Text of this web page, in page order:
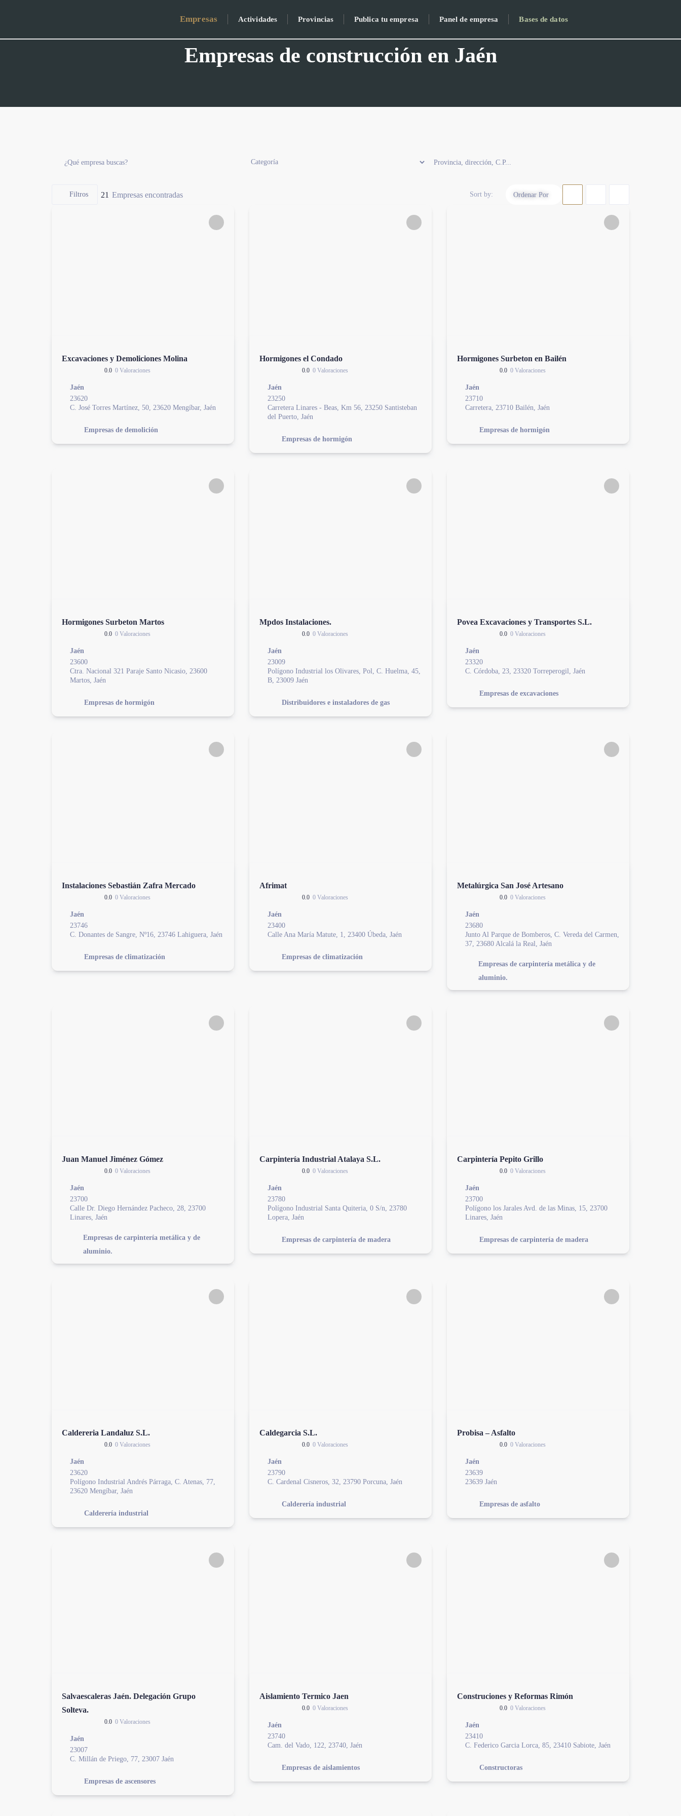
Empresas Actividades Provincias Publica tu empresa Panel de empresa Bases de datos
Empresas de construcción en Jaén
¿Qué empresa buscas? Provincia, dirección, C.P...
Filtros 21 Empresas encontradas Sort by: Ordenar Por
Excavaciones y Demoliciones Molina
0.0 0 Valoraciones
Jaén
23620
C. José Torres Martínez, 50, 23620 Mengíbar, Jaén
Empresas de demolición
Hormigones el Condado
0.0 0 Valoraciones
Jaén
23250
Carretera Linares - Beas, Km 56, 23250 Santisteban
del Puerto, Jaén
Empresas de hormigón
Hormigones Surbeton en Bailén
0.0 0 Valoraciones
Jaén
23710
Carretera, 23710 Bailén, Jaén
Empresas de hormigón
Hormigones Surbeton Martos
0.0 0 Valoraciones
Jaén
23600
Ctra. Nacional 321 Paraje Santo Nicasio, 23600
Martos, Jaén
Empresas de hormigón
Mpdos Instalaciones.
0.0 0 Valoraciones
Jaén
23009
Polígono Industrial los Olivares, Pol, C. Huelma, 45,
B, 23009 Jaén
Distribuidores e instaladores de gas
Povea Excavaciones y Transportes S.L.
0.0 0 Valoraciones
Jaén
23320
C. Córdoba, 23, 23320 Torreperogil, Jaén
Empresas de excavaciones
Instalaciones Sebastián Zafra Mercado
0.0 0 Valoraciones
Jaén
23746
C. Donantes de Sangre, Nº16, 23746 Lahiguera, Jaén
Empresas de climatización
Afrimat
0.0 0 Valoraciones
Jaén
23400
Calle Ana María Matute, 1, 23400 Úbeda, Jaén
Empresas de climatización
Metalúrgica San José Artesano
0.0 0 Valoraciones
Jaén
23680
Junto Al Parque de Bomberos, C. Vereda del Carmen,
37, 23680 Alcalá la Real, Jaén
Empresas de carpintería metálica y de
aluminio.
Juan Manuel Jiménez Gómez
0.0 0 Valoraciones
Jaén
23700
Calle Dr. Diego Hernández Pacheco, 28, 23700
Linares, Jaén
Empresas de carpintería metálica y de
aluminio.
Carpintería Industrial Atalaya S.L.
0.0 0 Valoraciones
Jaén
23780
Polígono Industrial Santa Quiteria, 0 S/n, 23780
Lopera, Jaén
Empresas de carpintería de madera
Carpintería Pepito Grillo
0.0 0 Valoraciones
Jaén
23700
Polígono los Jarales Avd. de las Minas, 15, 23700
Linares, Jaén
Empresas de carpintería de madera
Caldereria Landaluz S.L.
0.0 0 Valoraciones
Jaén
23620
Polígono Industrial Andrés Párraga, C. Atenas, 77,
23620 Mengíbar, Jaén
Calderería industrial
Caldegarcia S.L.
0.0 0 Valoraciones
Jaén
23790
C. Cardenal Cisneros, 32, 23790 Porcuna, Jaén
Calderería industrial
Probisa – Asfalto
0.0 0 Valoraciones
Jaén
23639
23639 Jaén
Empresas de asfalto
Salvaescaleras Jaén. Delegación Grupo
Solteva.
0.0 0 Valoraciones
Jaén
23007
C. Millán de Priego, 77, 23007 Jaén
Empresas de ascensores
Aislamiento Termico Jaen
0.0 0 Valoraciones
Jaén
23740
Cam. del Vado, 122, 23740, Jaén
Empresas de aislamientos
Construciones y Reformas Rimón
0.0 0 Valoraciones
Jaén
23410
C. Federico Garcia Lorca, 85, 23410 Sabiote, Jaén
Constructoras